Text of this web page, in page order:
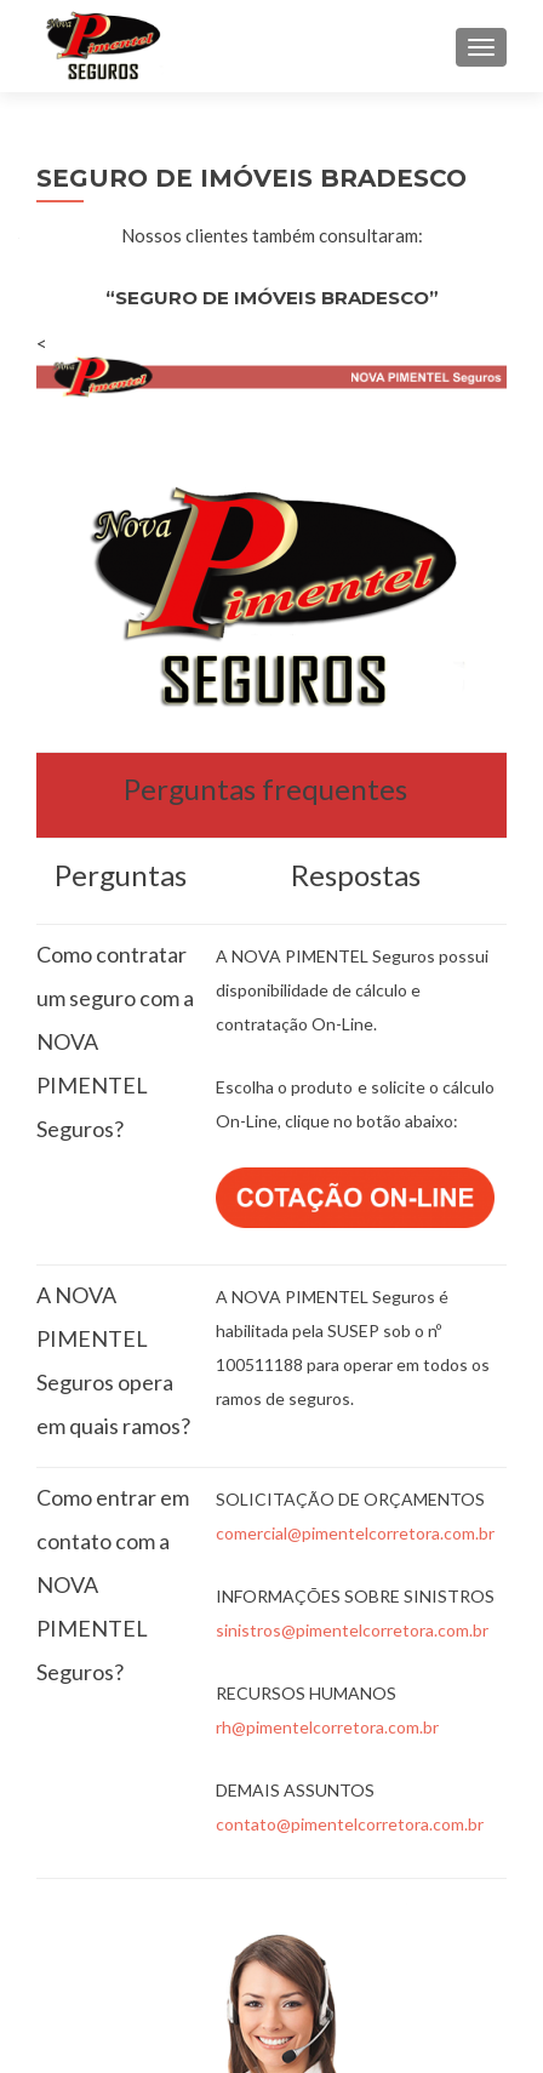
SEGURO DE IMÓVEIS BRADESCO
Nossos clientes também consultaram:
“SEGURO DE IMÓVEIS BRADESCO”
<
Perguntas frequentes
Perguntas Respostas
Como contratar
um seguro com a
NOVA
PIMENTEL
Seguros?
A NOVA PIMENTEL Seguros possui
disponibilidade de cálculo e
contratação On-Line.
Escolha o produto e solicite o cálculo
On-Line, clique no botão abaixo:
A NOVA
PIMENTEL
Seguros opera
em quais ramos?
A NOVA PIMENTEL Seguros é
habilitada pela SUSEP sob o nº
100511188 para operar em todos os
ramos de seguros.
Como entrar em
contato com a
NOVA
PIMENTEL
Seguros?
SOLICITAÇÃO DE ORÇAMENTOS
comercial@pimentelcorretora.com.br
INFORMAÇÕES SOBRE SINISTROS
sinistros@pimentelcorretora.com.br
RECURSOS HUMANOS
rh@pimentelcorretora.com.br
DEMAIS ASSUNTOS
contato@pimentelcorretora.com.br